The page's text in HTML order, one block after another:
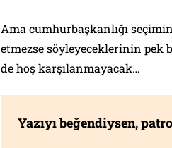
Ama cumhurbaşkanlığı
etmezse söyleyeceklerinin pek
de hoş karşılanmayacak…
Yazıyı beğendiysen,